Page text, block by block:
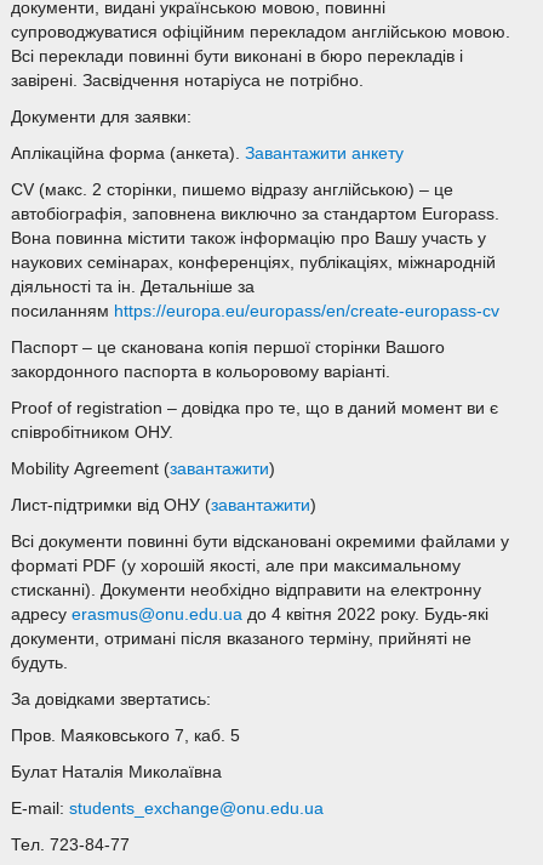
документи, видані українською мовою, повинні
супроводжуватися офіційним перекладом англійською мовою.
Всі переклади повинні бути виконані в бюро перекладів і
завірені. Засвідчення нотаріуса не потрібно.
Документи для заявки:
Аплікаційна форма (анкета). Завантажити анкету
CV (макс. 2 сторінки, пишемо відразу англійською) – це
автобіографія, заповнена виключно за стандартом Europass.
Вона повинна містити також інформацію про Вашу участь у
наукових семінарах, конференціях, публікаціях, міжнародній
діяльності та ін. Детальніше за
посиланням https://europa.eu/europass/en/create-europass-cv
Паспорт – це сканована копія першої сторінки Вашого
закордонного паспорта в кольоровому варіанті.
Proof of registration – довідка про те, що в даний момент ви є
співробітником ОНУ.
Mobility Agreement (завантажити)
Лист-підтримки від ОНУ (завантажити)
Всі документи повинні бути відскановані окремими файлами у
форматі PDF (у хорошій якості, але при максимальному
стисканні). Документи необхідно відправити на електронну
адресу erasmus@onu.edu.uaдо 4 квітня 2022 року. Будь-які
документи, отримані після вказаного терміну, прийняті не
будуть.
За довідками звертатись:
Пров. Маяковського 7, каб. 5
Булат Наталія Миколаївна
E-mail: students_exchange@onu.edu.ua
Тел. 723-84-77